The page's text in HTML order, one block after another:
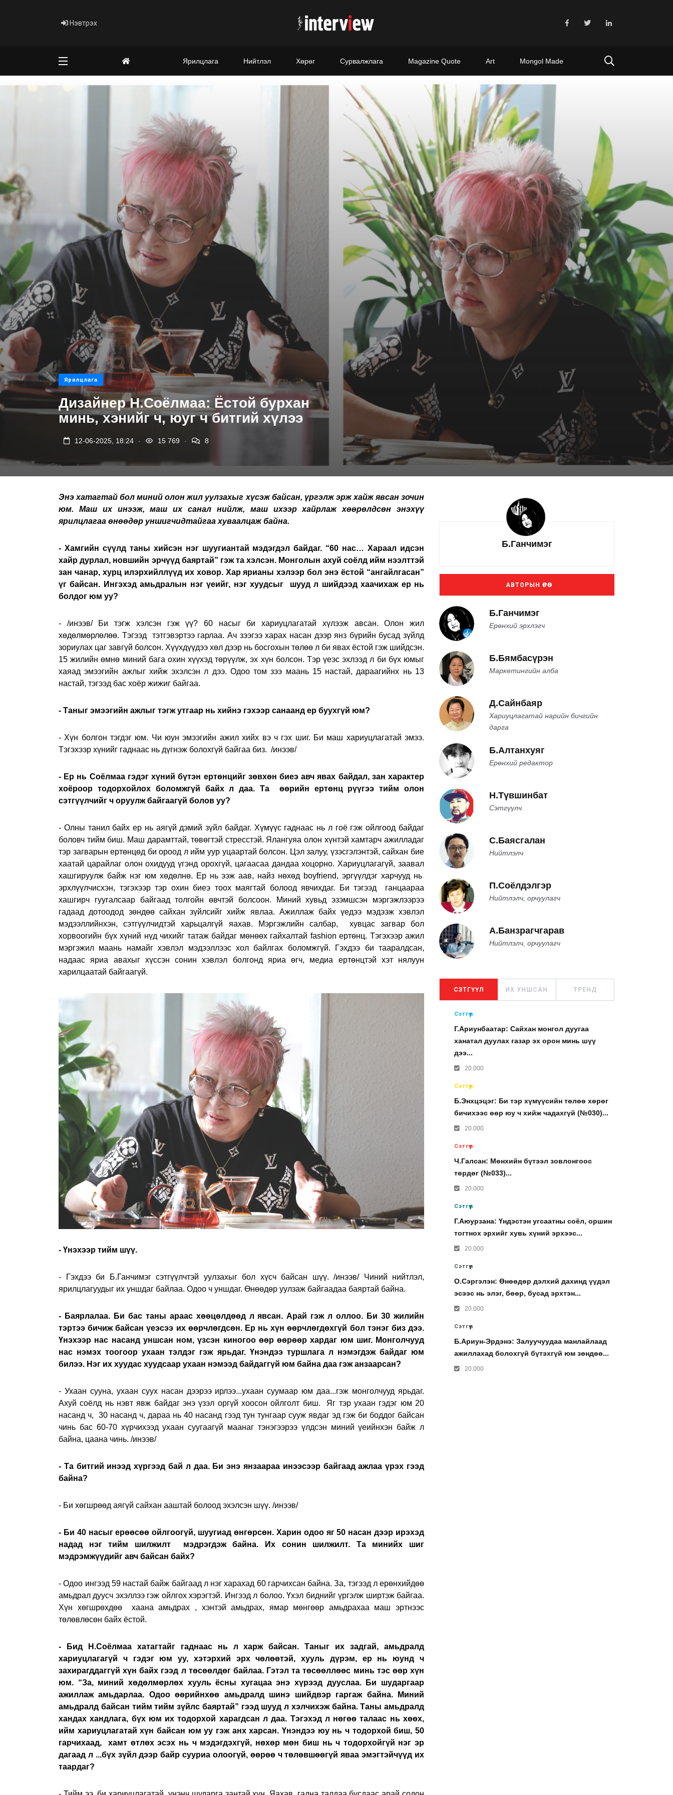
Нэвтрэх
Ярилцлага Нийтлэл Хөрөг Сурвалжлага Magazine Quote Art Mongol Made
Ярилцлага
Дизайнер Н.Соёлмаа: Ёстой бурхан
минь, хэнийг ч, юуг ч битгий хүлээ
12-06-2025, 18:24 15 769 8
Энэ хатагтай бол миний олон жил уулзахыг хүсэж байсан, үргэлж эрж хайж явсан зочин
юм. Маш их инээж, маш их санал нийлж, маш ихээр хайрлаж хөөрөлдсөн энэхүү
ярилцлагаа өнөөдөр уншигчидтайгаа хуваалцаж байна.
- Хамгийн сүүлд таны хийсэн нэг шуугиантай мэдэгдэл байдаг. “60 нас… Хараал идсэн
хайр дурлал, новшийн эрчүүд баяртай” гэж та хэлсэн. Монголын ахуй соёлд ийм нээлттэй
зан чанар, хурц илэрхийллүүд их ховор. Хар ярианы хэлээр бол энэ ёстой “ангайлгасан”
үг байсан. Ингэхэд амьдралын нэг үеийг, нэг хуудсыг шууд л шийдээд хаачихаж ер нь
болдог юм уу?
- /инээв/ Би тэгж хэлсэн гэж үү? 60 насыг би хариуцлагатай хүлээж авсан. Олон жил
хөдөлмөрлөлөө. Тэгээд тэтгэвэртээ гарлаа. Ач зээгээ харах насан дээр янз бүрийн бусад зүйлд
зориулах цаг завгүй болсон. Хүүхдүүдээ хөл дээр нь босгохын төлөө л би явах ёстой гэж шийдсэн.
15 жилийн өмнө миний бага охин хүүхэд төрүүлж, эх хүн болсон. Тэр үеэс эхлээд л би бүх юмыг
хаяад эмээгийн ажлыг хийж эхэлсэн л дээ. Одоо том зээ маань 15 настай, дараагийнх нь 13
настай, тэгээд бас хоёр жижиг байгаа.
- Таныг эмээгийн ажлыг тэгж утгаар нь хийнэ гэхээр санаанд ер буухгүй юм?
- Хүн болгон тэгдэг юм. Чи юун эмээгийн ажил хийх вэ ч гэх шиг. Би маш хариуцлагатай эмээ.
Тэгэхээр хүнийг гаднаас нь дүгнэж болохгүй байгаа биз. /инээв/
- Ер нь Соёлмаа гэдэг хүний бүтэн ертөнцийг зөвхөн биеэ авч явах байдал, зан характер
хоёроор тодорхойлох боломжгүй байх л даа. Та өөрийн ертөнц рүүгээ тийм олон
сэтгүүлчийг ч оруулж байгаагүй болов уу?
- Олны танил байх ер нь аягүй дэмий зүйл байдаг. Хүмүүс гаднаас нь л гоё гэж ойлгоод байдаг
боловч тийм биш. Маш дарамттай, төвөгтэй стресстэй. Ялангуяа олон хүнтэй хамтарч ажилладаг
тэр загварын ертөнцөд би ороод л ийм уур уцаартай болсон. Цэл залуу, үзэсгэлэнтэй, сайхан бие
хаатай царайлаг олон охидууд үгэнд орохгүй, цагаасаа дандаа хоцорно. Хариуцлагагүй, заавал
хашгируулж байж нэг юм хөдөлнө. Ер нь ээж аав, найз нөхөд boyfriend, эргүүлдэг харчууд нь
эрхлүүлчисхэн, тэгэхээр тэр охин биеэ тоох маягтай болоод явчихдаг. Би тэгээд ганцаараа
хашгирч гуугалсаар байгаад толгойн өвчтэй болсоон. Миний хувьд эзэмшсэн мэргэжлээрээ
гадаад дотоодод зөндөө сайхан зүйлсийг хийж явлаа. Ажиллаж байх үедээ мэдээж хэвлэл
мэдээллийнхэн, сэтгүүлчидтэй харьцалгүй яахав. Мэргэжлийн салбар, хувцас загвар бол
хорвоогийн бүх хүний нүд чихийг татаж байдаг мөнөөх гайхалтай fashion ертөнц. Тэгэхээр ажил
мэргэжил маань намайг хэвлэл мэдээллээс хол байлгах боломжгүй. Гэхдээ би тааралдсан,
надаас яриа авахыг хүссэн сонин хэвлэл болгонд яриа өгч, медиа ертөнцтэй хэт нялуун
харилцаатай байгаагүй.
- Үнэхээр тийм шүү.
- Гэхдээ би Б.Ганчимэг сэтгүүлчтэй уулзахыг бол хүсч байсан шүү. /инээв/ Чиний нийтлэл,
ярилцлагуудыг их уншдаг байлаа. Одоо ч уншдаг. Өнөөдөр уулзаж байгаадаа баяртай байна.
- Баярлалаа. Би бас таны араас хөөцөлдөөд л явсан. Арай гэж л оллоо. Би 30 жилийн
тэртээ бичиж байсан үеэсээ их өөрчлөгдсөн. Ер нь хүн өөрчлөгдөхгүй бол тэнэг биз дээ.
Үнэхээр нас насанд уншсан ном, үзсэн киногоо өөр өөрөөр хардаг юм шиг. Монголчууд
нас нэмэх тоогоор ухаан тэлдэг гэж ярьдаг. Үнэндээ туршлага л нэмэгдэж байдаг юм
билээ. Нэг их хуудас хуудсаар ухаан нэмээд байдаггүй юм байна даа гэж анзаарсан?
- Ухаан сууна, ухаан суух насан дээрээ ирлээ...ухаан суумаар юм даа...гэж монголчууд ярьдаг.
Ахуй соёлд нь нэвт явж байдаг энэ үзэл оргүй хоосон ойлголт биш. Яг тэр ухаан гэдэг юм 20
насанд ч, 30 насанд ч, дараа нь 40 насанд гээд тун тунгаар сууж явдаг эд гэж би боддог байсан
чинь бас 60-70 хүрчихээд ухаан суугаагүй маанаг тэнэгээрээ үлдсэн миний үеийнхэн байж л
байна, цаана чинь. /инээв/
- Та битгий инээд хүргээд бай л даа. Би энэ янзаараа инээсээр байгаад ажлаа үрэх гээд
байна?
- Би хөгшрөөд аягүй сайхан ааштай болоод эхэлсэн шүү. /инээв/
- Би 40 насыг ерөөсөө ойлгоогүй, шуугиад өнгөрсөн. Харин одоо яг 50 насан дээр ирэхэд
надад нэг тийм шилжилт мэдрэгдэж байна. Их сонин шилжилт. Та минийх шиг
мэдрэмжүүдийг авч байсан байх?
- Одоо ингээд 59 настай байж байгаад л нэг харахад 60 гарчихсан байна. За, тэгээд л ерөнхийдөө
амьдрал дуусч эхэллээ гэж ойлгох хэрэгтэй. Ингээд л болоо. Үхэл биднийг үргэлж ширтэж байгаа.
Хүн хөгшрөхдөө хаана амьдрах , хэнтэй амьдрах, ямар мөнгөөр амьдрахаа маш эртнээс
төлөвлөсөн байх ёстой.
- Бид Н.Соёлмаа хатагтайг гаднаас нь л харж байсан. Таныг их задгай, амьдралд
хариуцлагагүй ч гэдэг юм уу, хэтэрхий эрх чөлөөтэй, хууль дүрэм, ер нь юунд ч
захирагддаггүй хүн байх гээд л төсөөлдөг байлаа. Гэтэл та төсөөллөөс минь тэс өөр хүн
юм. “За, миний хөдөлмөрлөх хууль ёсны хугацаа энэ хүрээд дууслаа. Би шударгаар
ажиллаж амьдарлаа. Одоо өөрийнхөө амьдралд шинэ шийдвэр гаргаж байна. Миний
амьдралд байсан тийм тийм зүйлс баяртай” гээд шууд л хэлчихэж байна. Таны амьдралд
хандах хандлага, бүх юм их тодорхой харагдсан л даа. Тэгэхэд л нөгөө талаас нь хөөх,
ийм хариуцлагатай хүн байсан юм уу гэж анх харсан. Үнэндээ юу нь ч тодорхой биш, 50
гарчихаад, хамт өтлөх эсэх нь ч мэдэгдэхгүй, нөхөр мөн биш нь ч тодорхойгүй нэг эр
дагаад л ...бүх зүйл дээр байр сууриа олоогүй, өөрөө ч төлөвшөөгүй яваа эмэгтэйчүүд их
таардаг?
Б.Ганчимэг
АВТОРЫН ӨРӨӨ
Б.Ганчимэг
Ерөнхий эрхлэгч
Б.Бямбасүрэн
Маркетингийн алба
Д.Сайнбаяр
Хариуцлагатай нарийн бичгийн
дарга
Б.Алтанхуяг
Ерөнхий редактор
Н.Түвшинбат
Сэтгүүлч
С.Баясгалан
Нийтлэлч
П.Соёлдэлгэр
Нийтлэлч, орчуулагч
А.Банзрагчгарав
Нийтлэлч, орчуулагч
СЭТГҮҮЛ ИХ УНШСАН ТРЕНД
Сэтгүүл
Г.Ариунбаатар: Сайхан монгол дуугаа
ханатал дуулах газар эх орон минь шүү
дээ...
20.000
Сэтгүүл
Б.Энхцэцэг: Би тэр хүмүүсийн төлөө хөрөг
бичихээс өөр юу ч хийж чадахгүй (№030)...
20.000
Сэтгүүл
Ч.Галсан: Мөнхийн бүтээл зовлонгоос
төрдөг (№033)...
20.000
Сэтгүүл
Г.Аюурзана: Үндэстэн угсаатны соёл, оршин
тогтнох эрхийг хувь хүний эрхээс...
20.000
Сэтгүүл
О.Сэргэлэн: Өнөөдөр дэлхий дахинд үүдэл
эсээс нь элэг, бөөр, бусад эрхтэн...
20.000
Сэтгүүл
Б.Ариун-Эрдэнэ: Залуучуудаа манлайлаад
ажиллахад болохгүй бүтэхгүй юм зөндөө...
20.000